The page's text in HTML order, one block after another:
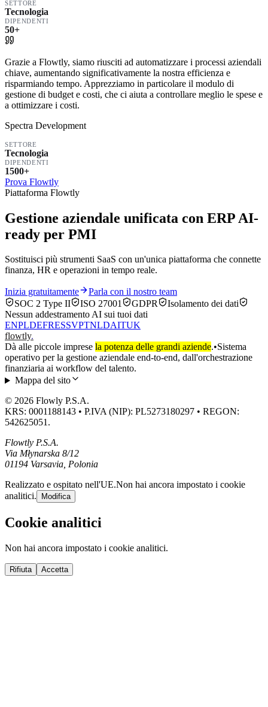
SETTORE
Tecnologia
DIPENDENTI
50+
Grazie a Flowtly, siamo riusciti ad automatizzare i processi aziendali
chiave, aumentando significativamente la nostra efficienza e
risparmiando tempo. Apprezziamo in particolare il modulo di
gestione di budget e costi, che ci aiuta a controllare meglio le spese e
a ottimizzare i costi.
Spectra Development
SETTORE
Tecnologia
DIPENDENTI
1500+
Prova Flowtly
Piattaforma Flowtly
Gestione aziendale unificata con ERP AI-
ready per PMI
Sostituisci più strumenti SaaS con un'unica piattaforma che connette
finanza, HR e operazioni in tempo reale.
Inizia gratuitamente
Parla con il nostro team
SOC 2 Type II
ISO 27001 GDPR
Isolamento dei dati
Nessun addestramento AI sui tuoi dati
ENPLDEFRESSVPTNLDAITUK
flowtly.
Dà alle piccole imprese la potenza delle grandi aziende.•Sistema
operativo per la gestione aziendale end-to-end, dall'orchestrazione
finanziaria ai workflow del talento.
Mappa del sito
© 2026 Flowly P.S.A.
KRS: 0001188143 • P.IVA (NIP): PL5273180297 • REGON:
542625051.
Flowtly P.S.A.
Via Młynarska 8/12
01194 Varsavia, Polonia
Realizzato e ospitato nell'UE.Non hai ancora impostato i cookie
analitici.
Modifica
Cookie analitici
Non hai ancora impostato i cookie analitici.
Rifiuta Accetta